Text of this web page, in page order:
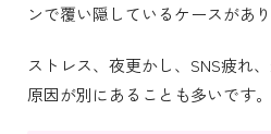
ンで覆い隠しているケースがあり
ストレス、夜更かし、SNS疲れ
原因が別にあることも多いです。